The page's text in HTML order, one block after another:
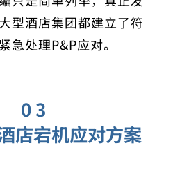
型酒店集团都建立了符
急处理P&P应对。
0 3
店宕机应对方案